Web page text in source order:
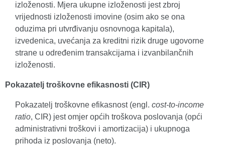
izloženosti. Mjera ukupne izloženosti jest zbroj
vrijednosti izloženosti imovine (osim ako se ona
oduzima pri utvrđivanju osnovnoga kapitala),
izvedenica, uvećanja za kreditni rizik druge ugovorne
strane u određenim transakcijama i izvanbilančnih
izloženosti.
Pokazatelj troškovne efikasnosti (CIR)
Pokazatelj troškovne efikasnost (engl. cost-to-income
ratio, CIR) jest omjer općih troškova poslovanja (opći
administrativni troškovi i amortizacija) i ukupnoga
prihoda iz poslovanja (neto).